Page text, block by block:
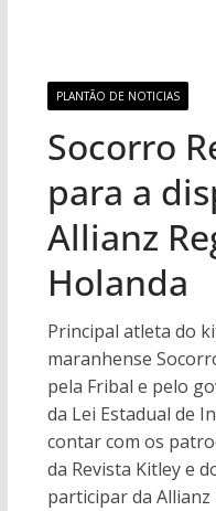
PLANTÃO DE NOTICIAS
Socorro
para a
Allianz
Holanda
Principal atleta do
maranhense
pela Fribal e pelo
da Lei Estadual de
contar com os
da Revista Kitley e
participar da Allianz